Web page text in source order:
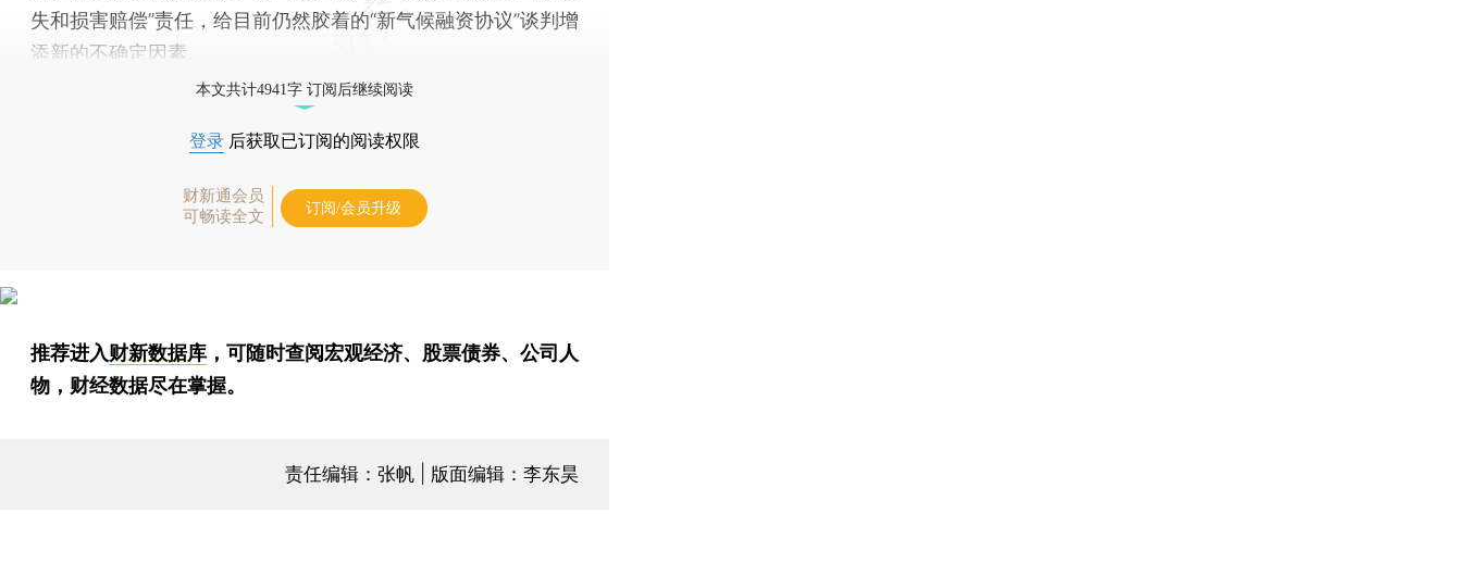
失和损害赔偿”责任，给目前仍然胶着的“新气候融资协议”谈判增
添新的不确定因素。
本文共计4941字 订阅后继续阅读
登录 后获取已订阅的阅读权限
财新通会员
可畅读全文
订阅/会员升级
推荐进入财新数据库 ，可随时查阅宏观经济、股票债券、公司人
物，财经数据尽在掌握。
责任编辑：张帆 | 版面编辑：李东昊